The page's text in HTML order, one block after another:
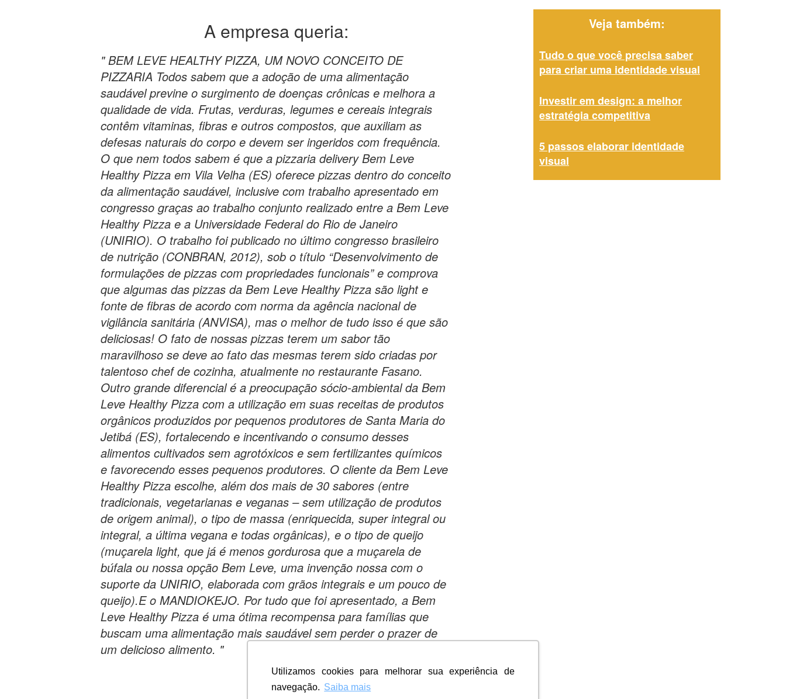
Utilizamos cookies para melhorar sua experiência de
navegação. Saiba mais
A empresa queria:
" BEM LEVE HEALTHY PIZZA, UM NOVO CONCEITO DE
PIZZARIA Todos sabem que a adoção de uma alimentação
saudável previne o surgimento de doenças crônicas e melhora a
qualidade de vida. Frutas, verduras, legumes e cereais integrais
contêm vitaminas, fibras e outros compostos, que auxiliam as
defesas naturais do corpo e devem ser ingeridos com frequência.
O que nem todos sabem é que a pizzaria delivery Bem Leve
Healthy Pizza em Vila Velha (ES) oferece pizzas dentro do conceito
da alimentação saudável, inclusive com trabalho apresentado em
congresso graças ao trabalho conjunto realizado entre a Bem Leve
Healthy Pizza e a Universidade Federal do Rio de Janeiro
(UNIRIO). O trabalho foi publicado no último congresso brasileiro
de nutrição (CONBRAN, 2012), sob o título “Desenvolvimento de
formulações de pizzas com propriedades funcionais” e comprova
que algumas das pizzas da Bem Leve Healthy Pizza são light e
fonte de fibras de acordo com norma da agência nacional de
vigilância sanitária (ANVISA), mas o melhor de tudo isso é que são
deliciosas! O fato de nossas pizzas terem um sabor tão
maravilhoso se deve ao fato das mesmas terem sido criadas por
talentoso chef de cozinha, atualmente no restaurante Fasano.
Outro grande diferencial é a preocupação sócio-ambiental da Bem
Leve Healthy Pizza com a utilização em suas receitas de produtos
orgânicos produzidos por pequenos produtores de Santa Maria do
Jetibá (ES), fortalecendo e incentivando o consumo desses
alimentos cultivados sem agrotóxicos e sem fertilizantes químicos
e favorecendo esses pequenos produtores. O cliente da Bem Leve
Healthy Pizza escolhe, além dos mais de 30 sabores (entre
tradicionais, vegetarianas e veganas – sem utilização de produtos
de origem animal), o tipo de massa (enriquecida, super integral ou
integral, a última vegana e todas orgânicas), e o tipo de queijo
(muçarela light, que já é menos gordurosa que a muçarela de
búfala ou nossa opção Bem Leve, uma invenção nossa com o
suporte da UNIRIO, elaborada com grãos integrais e um pouco de
queijo).E o MANDIOKEJO. Por tudo que foi apresentado, a Bem
Leve Healthy Pizza é uma ótima recompensa para famílias que
buscam uma alimentação mais saudável sem perder o prazer de
um delicioso alimento. "
Veja também:
Tudo o que você precisa saber
para criar uma identidade visual
Investir em design: a melhor
estratégia competitiva
5 passos elaborar identidade
visual